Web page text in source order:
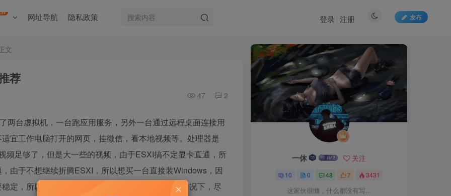
网址导航 隐私政策 发布
登录 注册
文
荐
47 2
两台虚拟机，一台跑应用服务，另外一台通过远程桌面连接用
宜工作电脑打开的网页，挂微信，看本地视频等。处理器是
频足够了，但是大一些的视频，由于ESXI搞不定显卡直通，所
由于不想继续折腾ESXI，所以想买一台直接装Windows，因
定，所以对功耗也有要求，在满足硬解4K视频的情况下，尽
一休 关注
10 0 48 7 3431
这家伙很懒，什么都没有写...